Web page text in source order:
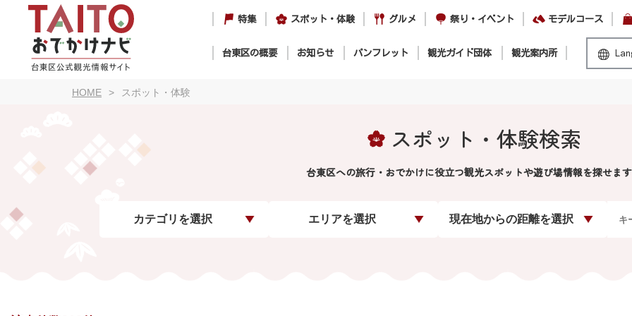
特集 スポット・体験 グルメ 祭り・イベント モデルコース
台東区の概要 お知らせ パンフレット 観光ガイド団体 観光案内所
HOME スポット・体験
スポット・体験検索
台東区への旅行・おでかけに役立つ観光スポットや遊び場情報を探せま
カテゴリを選択 エリアを選択 現在地からの距離を選択